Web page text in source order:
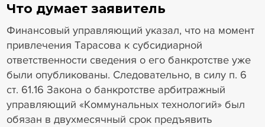
Что думает заявитель
Финансовый управляющий указал, что на момент
привлечения Тарасова к субсидиарной
ответственности сведения о его банкротстве уже
были опубликованы. Следовательно, в силу п. 6
ст. 61.16 Закона о банкротстве арбитражный
управляющий «Коммунальных технологий» был
обязан в двухмесячный срок предъявить